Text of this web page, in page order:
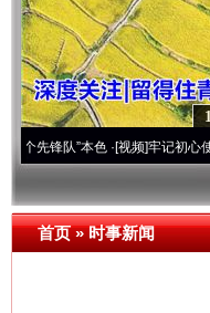
”本色·[视频]牢记初心使命 奋进复
首页»时事新闻